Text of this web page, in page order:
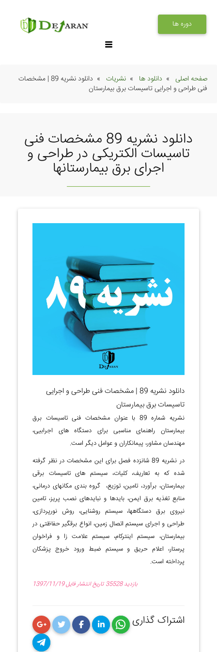
دوره ها
صفحه اصلی دانلود ها نشریات
دانلود نشریه 89 | مشخصات
فنی طراحی و اجرایی تاسیسات برق بیمارستان
دانلود نشریه 89 مشخصات فنی
تاسیسات الکتریکی در طراحی و
اجرای برق بیمارستانها
دانلود نشریه 89 | مشخصات فنی طراحی و اجرایی
تاسیسات برق بیمارستان
نشریه شماره 89 با عنوان مشخصات فنی تاسیسات برق
بیمارستان راهنمای مناسبی برای دستگاه های اجرابیی،
مهندسان مشاور، پیمانکاران و عوامل دیگر است.
در نشریه 89 شانزده فصل برای این مشخصات در نظر گرفته
شده که به تعاریف، کلیات، سیستم های تاسیسات برقی
بیمارستان، برآورد، تامین، توزیع، گروه بندی مکانهای درمانی،
منابع تغذیه برق ایمن، بایدها و نبایدهای نصب پریز، تامین
نیروی برق دستگاهها، سیستم روشنایی، روش نورپردازی،
طراحی و اجرای سیستم اتصال زمین، انواع برقگیر حفاظتی در
بیمارستان، سیستم اینترکام، سیستم علامت زا و فراخوان
پرستار، اعلام حریق و سیستم ضبط ورود خروج پزشکان
پرداخته است.
1397/11/19 تاریخ انتشار فایل 35528 بازدید
اشتراک گذاری
اشتراک